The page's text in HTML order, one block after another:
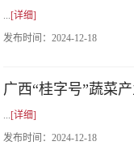
...[详细]
发布时间：2024-12-18
...[详细]
发布时间：2024-12-18